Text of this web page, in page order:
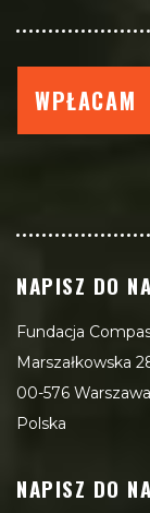
WPŁACAM
NAPISZ DO
Fundacja
Marszałkowska
00-576 Warszawa
Polska
NAPISZ DO